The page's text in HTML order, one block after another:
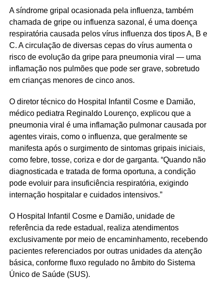
A síndrome gripal ocasionada pela influenza, também
chamada de gripe ou influenza sazonal, é uma doença
respiratória causada pelos vírus influenza dos tipos A, B e
C. A circulação de diversas cepas do vírus aumenta o
risco de evolução da gripe para pneumonia viral — uma
inflamação nos pulmões que pode ser grave, sobretudo
em crianças menores de cinco anos.
O diretor técnico do Hospital Infantil Cosme e Damião,
médico pediatra Reginaldo Lourenço, explicou que a
pneumonia viral é uma inflamação pulmonar causada por
agentes virais, como o influenza, que geralmente se
manifesta após o surgimento de sintomas gripais iniciais,
como febre, tosse, coriza e dor de garganta. “Quando não
diagnosticada e tratada de forma oportuna, a condição
pode evoluir para insuficiência respiratória, exigindo
internação hospitalar e cuidados intensivos.”
O Hospital Infantil Cosme e Damião, unidade de
referência da rede estadual, realiza atendimentos
exclusivamente por meio de encaminhamento, recebendo
pacientes referenciados por outras unidades da atenção
básica, conforme fluxo regulado no âmbito do Sistema
Único de Saúde (SUS).